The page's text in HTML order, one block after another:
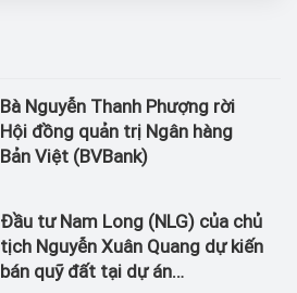
Bà Nguyễn Thanh Phượng rời
Hội đồng quản trị Ngân hàng
Bản Việt (BVBank)
Đầu tư Nam Long (NLG) của chủ
tịch Nguyễn Xuân Quang dự kiến
bán quỹ đất tại dự án